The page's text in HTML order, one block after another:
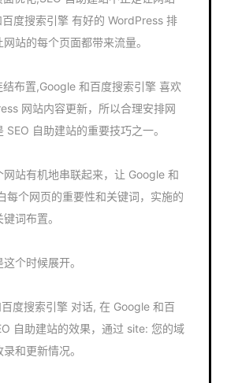
度搜索引擎 有好的 WordPress 排
站的每个页面都带来流量。
布置,Google 和百度搜索引擎 喜欢
网站内容更新，所以合理安排网
SEO 自助建站的重要技巧之一。
站有机地串联起来，让 Google 和
每个网页的重要性和关键词，实施的
词布置。
个时候展开。
度搜索引擎 对话, 在 Google 和百
自助建站的效果，通过 site: 您的域
和更新情况。